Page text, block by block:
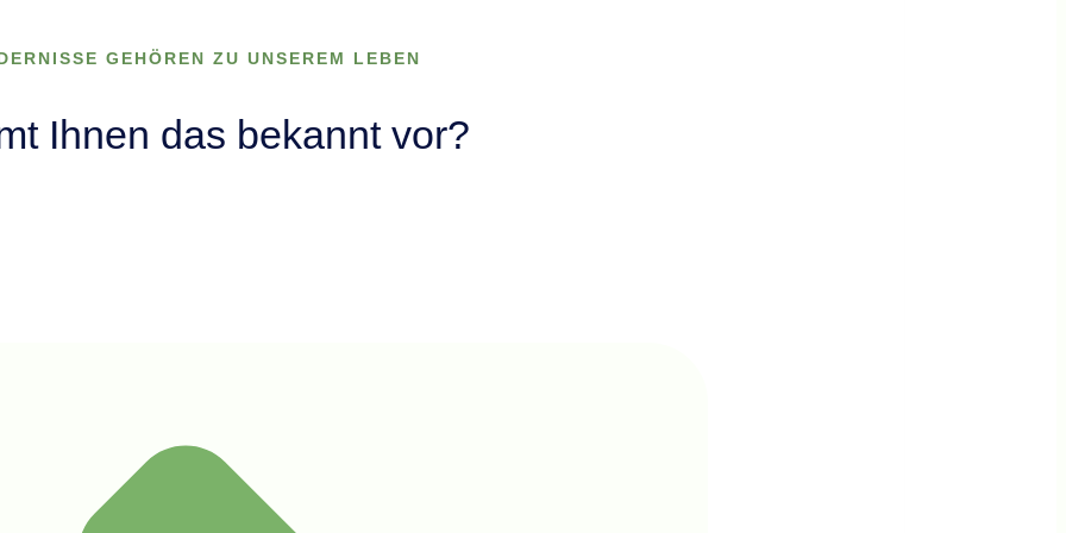
GEHÖREN ZU UNSEREM LEBEN
Ihnen das bekannt vor?